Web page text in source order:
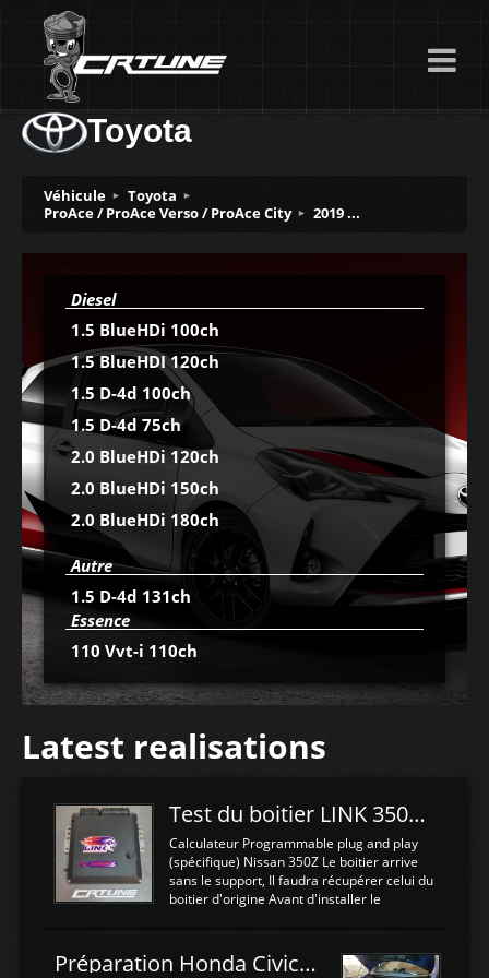
Toyota
Véhicule
Toyota
ProAce / ProAce Verso / ProAce City
2019 ...
Diesel
1.5 BlueHDi 100ch
1.5 BlueHDI 120ch
1.5 D-4d 100ch
1.5 D-4d 75ch
2.0 BlueHDi 120ch
2.0 BlueHDi 150ch
2.0 BlueHDi 180ch
Autre
1.5 D-4d 131ch
Essence
110 Vvt-i 110ch
Latest realisations
Test du boitier LINK 350Z Plugin ECU
Calculateur Programmable plug and play
(spécifique) Nissan 350Z Le boitier arrive
sans le support, Il faudra récupérer celui du
boitier d'origine Avant d'installer le
d'envoyer l'information de la large bande
dans le boitier. sydney sweeney deepfake
Préparation Honda Civic Type R FK2